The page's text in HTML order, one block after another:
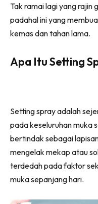
Dengan ini saya
Langganan anda
Lubuk konten
segalanya di
Download
Tak ramai lagi yang rajin
padahal ini yang
kemas dan tahan lama.
Apa Itu Setting
Setting spray adalah
pada keseluruhan muka
bertindak sebagai
mengelak mekap atau
terdedah pada faktor
muka sepanjang hari.